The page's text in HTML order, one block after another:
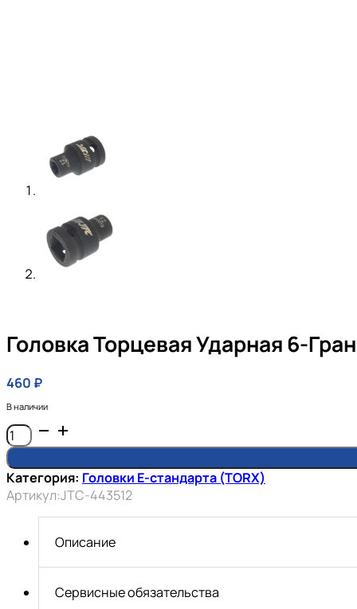
Головка Торцевая Ударная 6-
460 ₽
В наличии
Количество
товара
Головка
торцевая
ударная
гранная
Категория: Головки E-стандарта (TORX)
Артикул:JTC-443512
Описание
Сервисные обязательства